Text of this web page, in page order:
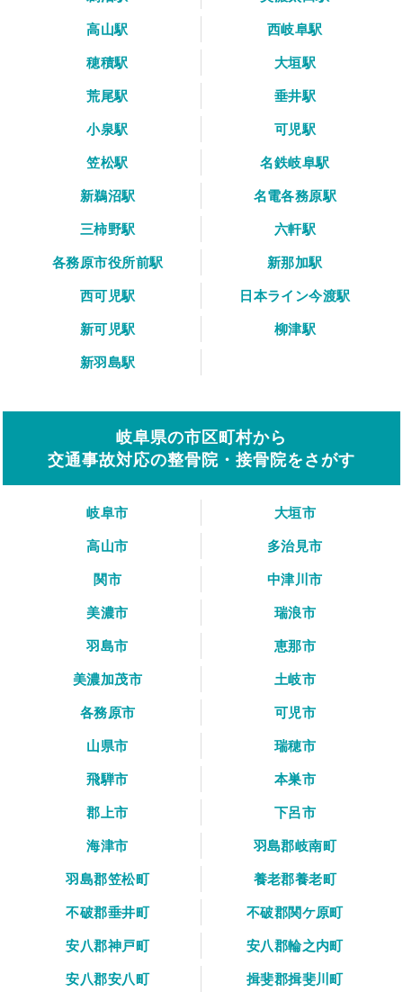
高山駅
西岐阜駅
穂積駅
大垣駅
荒尾駅
垂井駅
小泉駅
可児駅
笠松駅
名鉄岐阜駅
新鵜沼駅
名電各務原駅
三柿野駅
六軒駅
各務原市役所前駅
新那加駅
西可児駅
日本ライン今渡駅
新可児駅
柳津駅
新羽島駅
岐阜県の市区町村から
交通事故対応の整骨院・接骨院をさがす
岐阜市
大垣市
高山市
多治見市
関市
中津川市
美濃市
瑞浪市
羽島市
恵那市
美濃加茂市
土岐市
各務原市
可児市
山県市
瑞穂市
飛騨市
本巣市
郡上市
下呂市
海津市
羽島郡岐南町
羽島郡笠松町
養老郡養老町
不破郡垂井町
不破郡関ケ原町
安八郡神戸町
安八郡輪之内町
安八郡安八町
揖斐郡揖斐川町